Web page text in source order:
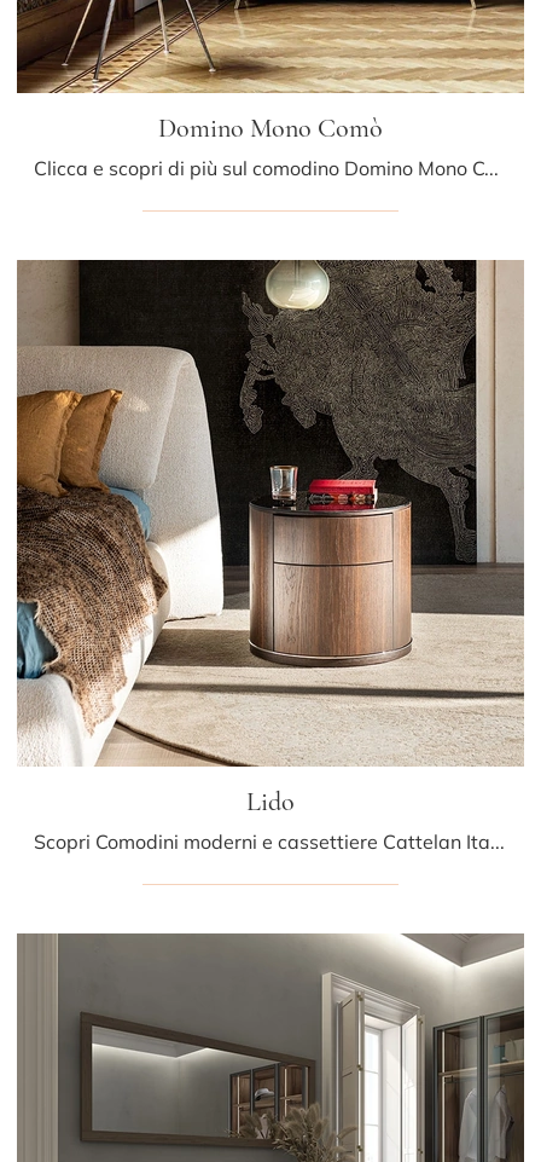
Domino Mono Comò
Clicca e scopri di più sul comodino Domino Mono Comò: Comodini e mobili con cassetti di Sangiacomo sono ideali per spazi moderni.
Lido
Scopri Comodini moderni e cassettiere Cattelan Italia! Il modello Lido realizzato in legno è il miglior acquisto.